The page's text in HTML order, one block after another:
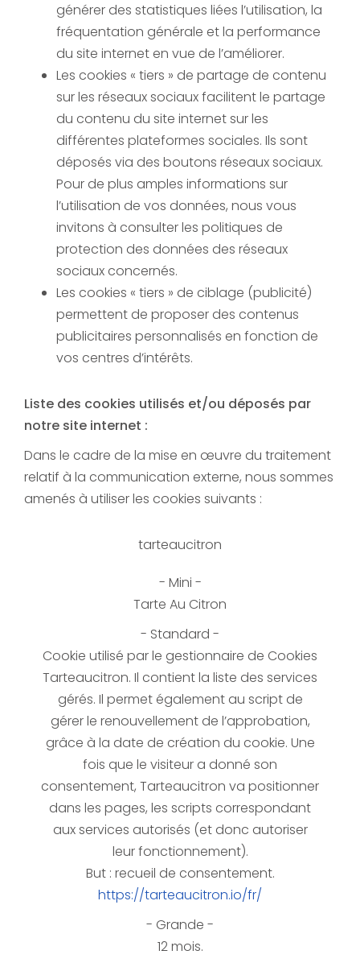
générer des statistiques liées l’utilisation, la
fréquentation générale et la performance
du site internet en vue de l’améliorer.
Les cookies « tiers » de partage de contenu
sur les réseaux sociaux facilitent le partage
du contenu du site internet sur les
différentes plateformes sociales. Ils sont
déposés via des boutons réseaux sociaux.
Pour de plus amples informations sur
l’utilisation de vos données, nous vous
invitons à consulter les politiques de
protection des données des réseaux
sociaux concernés.
Les cookies « tiers » de ciblage (publicité)
permettent de proposer des contenus
publicitaires personnalisés en fonction de
vos centres d’intérêts.
Liste des cookies utilisés et/ou déposés par
notre site internet :
Dans le cadre de la mise en œuvre du traitement
relatif à la communication externe, nous sommes
amenés à utiliser les cookies suivants :
tarteaucitron
Tarte Au Citron
Cookie utilisé par le gestionnaire de Cookies
Tarteaucitron. Il contient la liste des services
gérés. Il permet également au script de
gérer le renouvellement de l’approbation,
grâce à la date de création du cookie. Une
fois que le visiteur a donné son
consentement, Tarteaucitron va positionner
dans les pages, les scripts correspondant
aux services autorisés (et donc autoriser
leur fonctionnement).
But : recueil de consentement.
https://tarteaucitron.io/fr/
12 mois.